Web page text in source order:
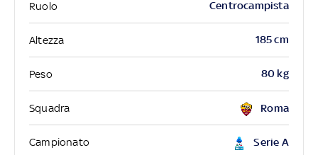
Ruolo Centrocampista
Altezza 185 cm
Peso 80 kg
Squadra Roma
Campionato Serie A